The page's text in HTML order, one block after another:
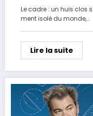
Le cadre : un huis clos
ment isolé du monde,…
Lire la suite